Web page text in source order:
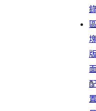
區
版
置